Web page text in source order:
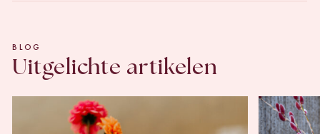
BLOG
Uitgelichte artikelen